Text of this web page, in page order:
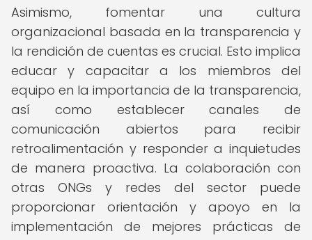
Asimismo, fomentar una cultura
organizacional basada en la transparencia y
la rendición de cuentas es crucial. Esto implica
educar y capacitar a los miembros del
equipo en la importancia de la transparencia,
así como establecer canales de
comunicación abiertos para recibir
retroalimentación y responder a inquietudes
de manera proactiva. La colaboración con
otras ONGs y redes del sector puede
proporcionar orientación y apoyo en la
implementación de mejores prácticas de